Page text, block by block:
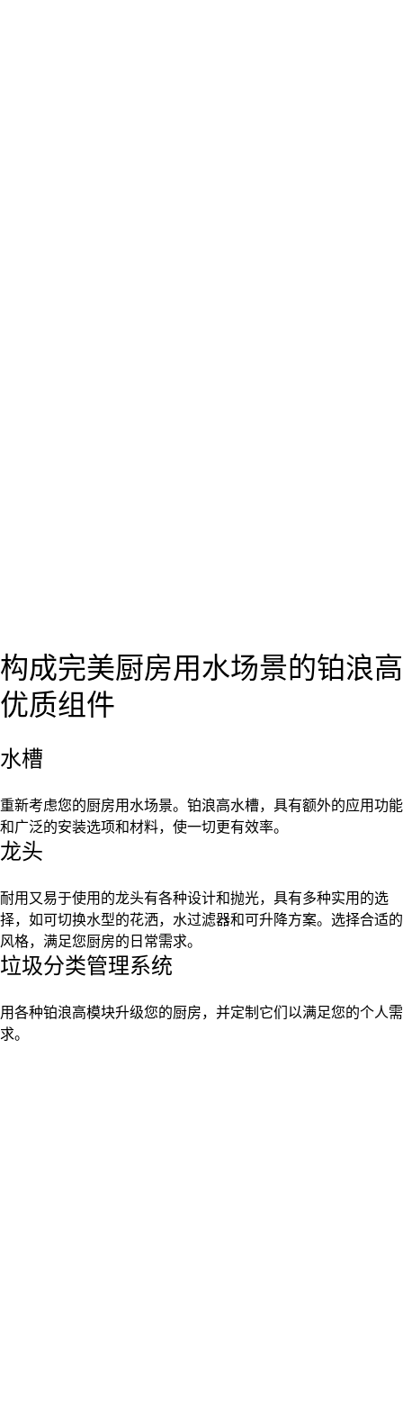
构成完美厨房用水场景的铂浪高
优质组件
水槽
重新考虑您的厨房用水场景。铂浪高水槽，具有额外的应用功能
和广泛的安装选项和材料，使一切更有效率。
龙头
耐用又易于使用的龙头有各种设计和抛光，具有多种实用的选
择，如可切换水型的花洒，水过滤器和可升降方案。选择合适的
风格，满足您厨房的日常需求。
垃圾分类管理系统
用各种铂浪高模块升级您的厨房，并定制它们以满足您的个人需
求。